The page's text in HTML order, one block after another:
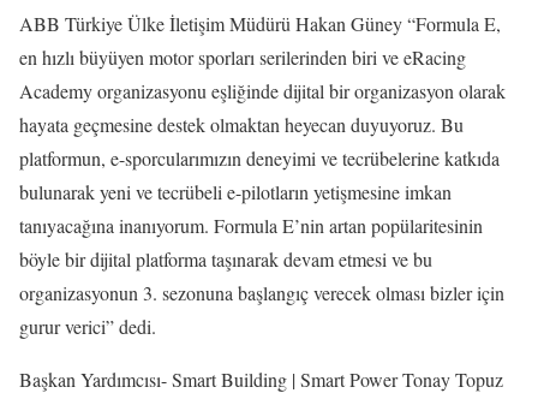
ABB Türkiye Ülke İletişim Müdürü Hakan Güney “Formula E,
en hızlı büyüyen motor sporları serilerinden biri ve eRacing
Academy organizasyonu eşliğinde dijital bir organizasyon olarak
hayata geçmesine destek olmaktan heyecan duyuyoruz. Bu
platformun, e-sporcularımızın deneyimi ve tecrübelerine katkıda
bulunarak yeni ve tecrübeli e-pilotların yetişmesine imkan
tanıyacağına inanıyorum. Formula E’nin artan popülaritesinin
böyle bir dijital platforma taşınarak devam etmesi ve bu
organizasyonun 3. sezonuna başlangıç verecek olması bizler için
gurur verici” dedi.
Başkan Yardımcısı- Smart Building | Smart Power Tonay Topuz